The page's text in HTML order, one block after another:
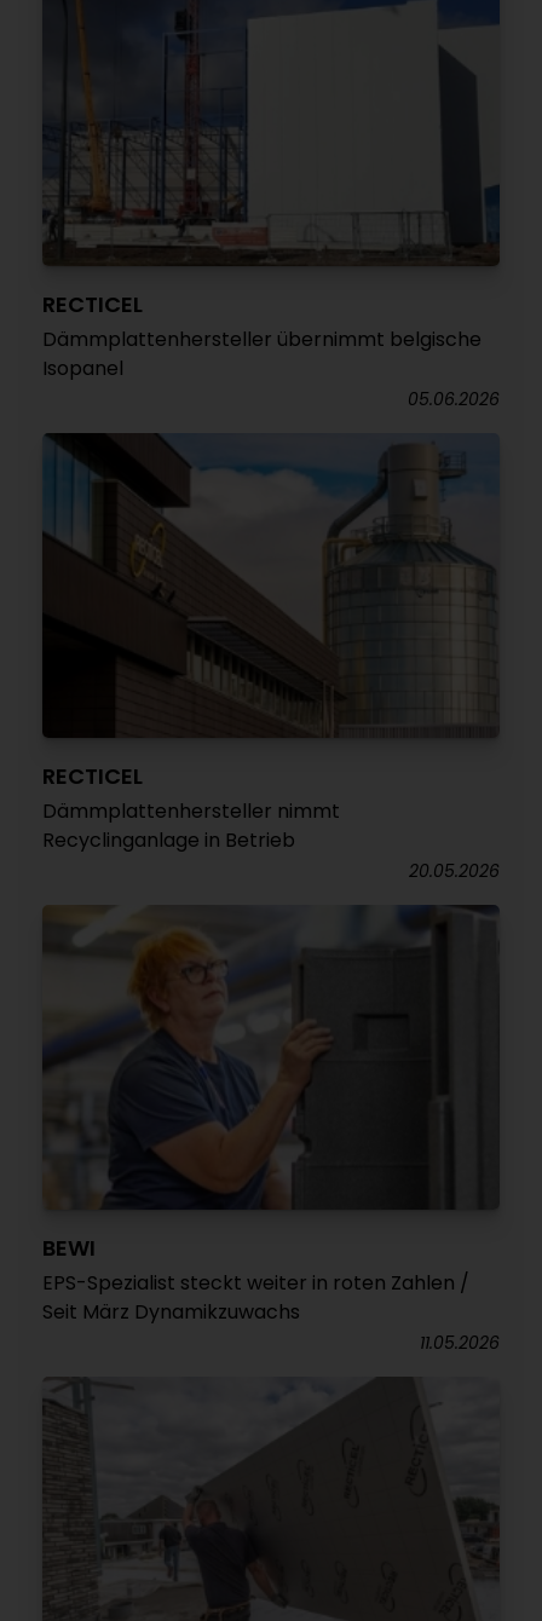
RECTICEL
Dämmplattenhersteller übernimmt belgische
Isopanel
05.06.2026
RECTICEL
Dämmplattenhersteller nimmt
Recyclinganlage in Betrieb
20.05.2026
BEWI
EPS-Spezialist steckt weiter in roten Zahlen /
Seit März Dynamikzuwachs
11.05.2026